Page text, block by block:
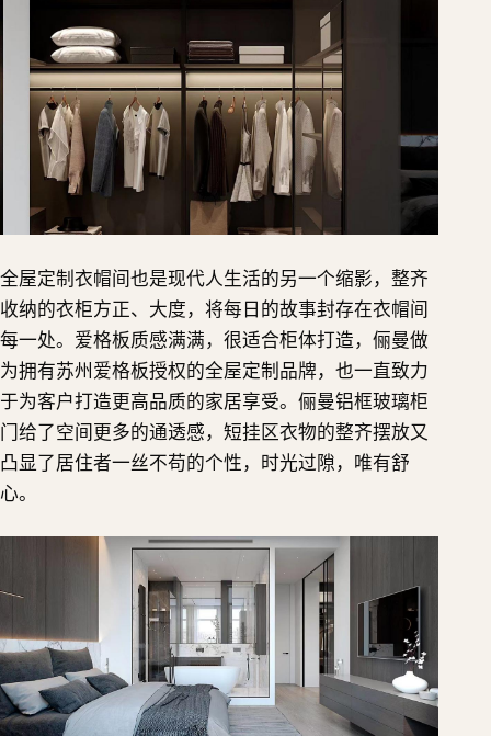
全屋定制衣帽间也是现代人生活的另一个缩影，整齐
收纳的衣柜方正、大度，将每日的故事封存在衣帽间
每一处。爱格板质感满满，很适合柜体打造，俪曼做
为拥有苏州爱格板授权的全屋定制品牌，也一直致力
于为客户打造更高品质的家居享受。俪曼铝框玻璃柜
门给了空间更多的通透感，短挂区衣物的整齐摆放又
凸显了居住者一丝不苟的个性，时光过隙，唯有舒
心。